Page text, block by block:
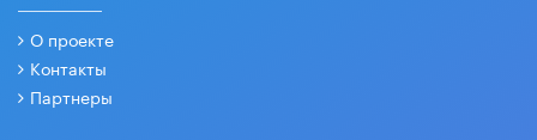
О проекте
Контакты
Партнеры